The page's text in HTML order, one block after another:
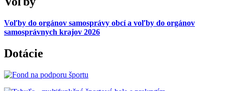
Voľby do orgánov samosprávy obcí a voľby do orgánov
samosprávnych krajov 2026
Dotácie